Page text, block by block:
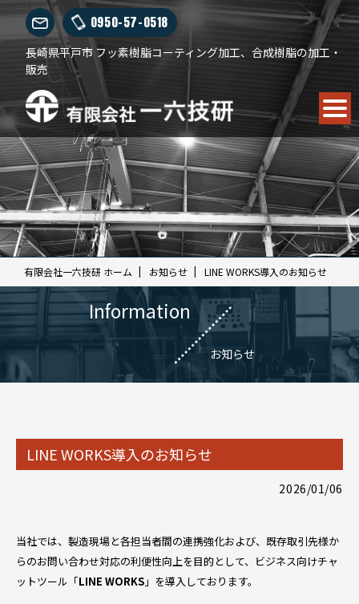
0950-57-0518
長崎県平戸市 フッ素樹脂コーティング加工、合成樹脂の加工・
販売
有限会社一六技研 ホーム お知らせ LINE WORKS導入のお知らせ
Information
お知らせ
LINE WORKS導入のお知らせ
2026/01/06
当社では、製造現場と各担当者間の連携強化および、既存取引先様か
らのお問い合わせ対応の利便性向上を目的として、ビジネス向けチャ
ットツール「LINE WORKS 」を導入しております。